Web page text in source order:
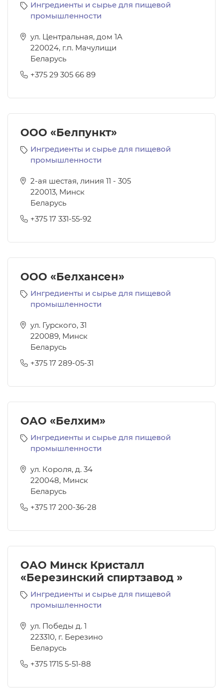
Ингредиенты и сырье для пищевой
промышленности
ул. Центральная, дом 1А
220024, г.п. Мачулищи
Беларусь
+375 29 305 66 89
ООО «Белпункт»
Ингредиенты и сырье для пищевой
промышленности
2-ая шестая, линия 11 - 305
220013, Минск
Беларусь
+375 17 331-55-92
ООО «Белхансен»
Ингредиенты и сырье для пищевой
промышленности
ул. Гурского, 31
220089, Минск
Беларусь
+375 17 289-05-31
ОАО «Белхим»
Ингредиенты и сырье для пищевой
промышленности
ул. Короля, д. 34
220048, Минск
Беларусь
+375 17 200-36-28
ОАО Минск Кристалл
«Березинский спиртзавод »
Ингредиенты и сырье для пищевой
промышленности
ул. Победы д. 1
223310, г. Березино
Беларусь
+375 1715 5-51-88